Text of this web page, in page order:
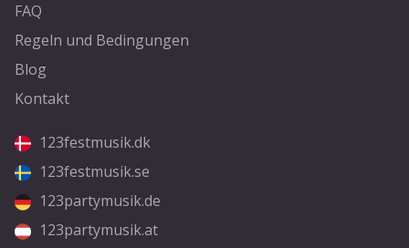
FAQ
Regeln und Bedingungen
Blog
Kontakt
123festmusik.dk
123festmusik.se
123partymusik.de
123partymusik.at